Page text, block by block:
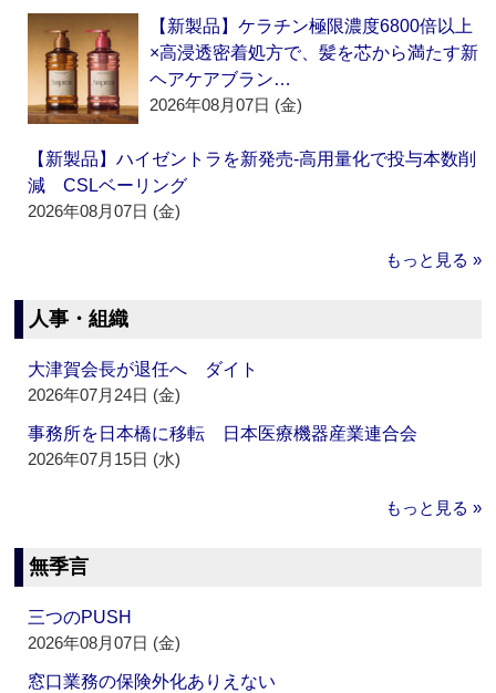
【新製品】ケラチン極限濃度6800倍以上
×高浸透密着処方で、髪を芯から満たす新
ヘアケアブラン…
2026年08月07日 (金)
【新製品】ハイゼントラを新発売‐高用量化で投与本数削
減 CSLベーリング
2026年08月07日 (金)
もっと見る »
人事・組織
大津賀会長が退任へ ダイト
2026年07月24日 (金)
事務所を日本橋に移転 日本医療機器産業連合会
2026年07月15日 (水)
もっと見る »
無季言
三つのPUSH
2026年08月07日 (金)
窓口業務の保険外化ありえない